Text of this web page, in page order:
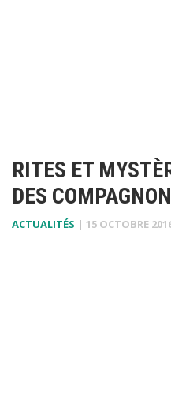
RITES ET
DES
ACTUALITÉS | 15 OCTOBRE